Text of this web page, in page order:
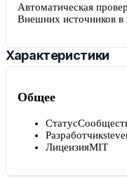
Автоматическая
Внешних источников в
Характеристики
Общее
Статус
Разработчик
ЛицензияMIT